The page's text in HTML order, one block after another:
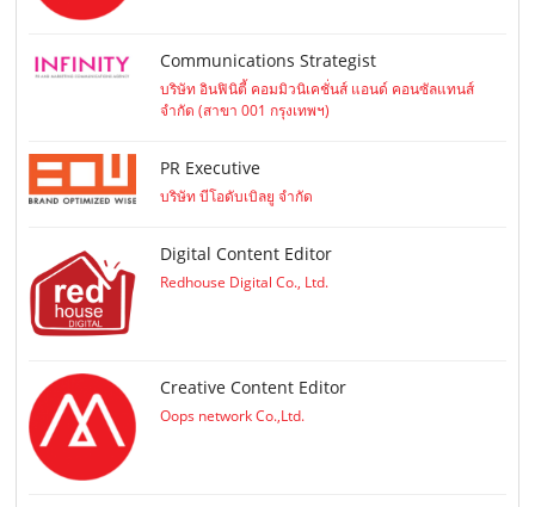
Communications Strategist
บริษัท อินฟินิตี้ คอมมิวนิเคชั่นส์ แอนด์ คอนซัลแทนส์
จำกัด (สาขา 001 กรุงเทพฯ)
PR Executive
บริษัท บีโอดับเบิลยู จำกัด
Digital Content Editor
Redhouse Digital Co., Ltd.
Creative Content Editor
Oops network Co.,Ltd.